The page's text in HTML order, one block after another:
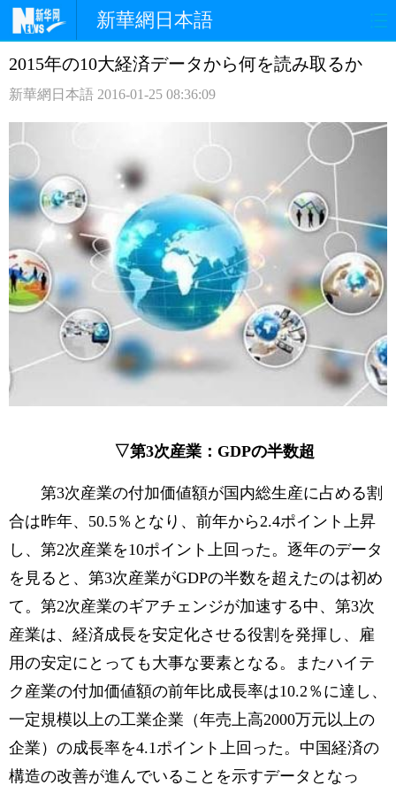
新華網日本語
ホームページ 政治 経済
写真
中日対訳
2015年の10大経済データから何を読み取るか
新華網日本語 2016-01-25 08:36:09
▽第3次産業：GDPの半数超
第3次産業の付加価値額が国内総生産に占める割
合は昨年、50.5％となり、前年から2.4ポイント上昇
し、第2次産業を10ポイント上回った。逐年のデータ
を見ると、第3次産業がGDPの半数を超えたのは初め
て。第2次産業のギアチェンジが加速する中、第3次
産業は、経済成長を安定化させる役割を発揮し、雇
用の安定にとっても大事な要素となる。またハイテ
ク産業の付加価値額の前年比成長率は10.2％に達し、
一定規模以上の工業企業（年売上高2000万元以上の
企業）の成長率を4.1ポイント上回った。中国経済の
構造の改善が進んでいることを示すデータとなっ